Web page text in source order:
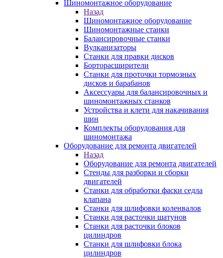
Шиномонтажное оборудование
Назад
Шиномонтажное оборудование
Шиномонтажные станки
Балансировочные станки
Вулканизаторы
Станки для правки дисков
Борторасширители
Станки для проточки тормозных
дисков и барабанов
Аксессуары для балансировочных и
шиномонтажных станков
Устройства и клети для накачивания
шин
Комплекты оборудования для
шиномонтажа
Оборудование для ремонта двигателей
Назад
Оборудование для ремонта двигателей
Стенды для разборки и сборки
двигателей
Станки для обработки фаски седла
клапана
Станки для шлифовки коленвалов
Станки для расточки шатунов
Станки для расточки блоков
цилиндров
Станки для шлифовки блока
цилиндров